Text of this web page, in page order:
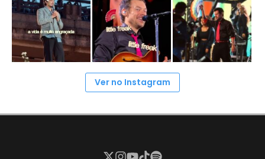
Ver no Instagram